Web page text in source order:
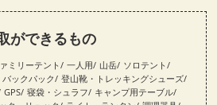
ができるもの
ミリーテント 一人用 山岳 ソロテント
バックパック
登山靴・トレッキングシューズ
GPS 寝袋・シュラフ
キャンプ用テーブル